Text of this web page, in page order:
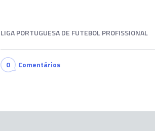
LIGA PORTUGUESA DE FUTEBOL PROFISSIONAL
0 Comentários